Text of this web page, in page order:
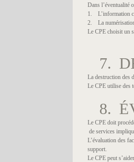
Dans l’éventualité
1. L’information
2. La numérisation
Le CPE choisit un
7.
La destruction des
Le CPE utilise des
8.
Le CPE doit
de services
L’évaluation des
support.
Le CPE peut